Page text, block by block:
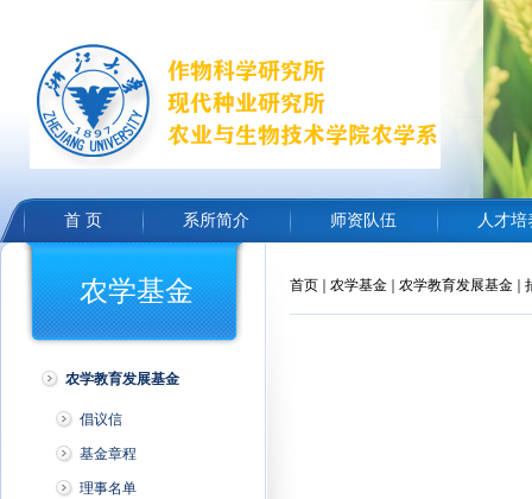
首 页 系所简介 师资队伍 人才培
农学基金
农学教育发展基金
倡议信
基金章程
理事名单
首页 农学基金 农学教育发展基金